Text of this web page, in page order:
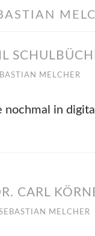
MELCHER
nochmal in
CARL
MELCHER